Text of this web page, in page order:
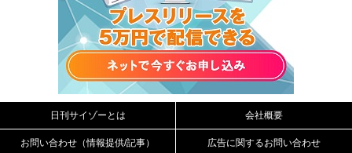
日刊サイゾーとは 会社概要
お問い合わせ（情報提供/記事） 広告に関するお問い合わせ